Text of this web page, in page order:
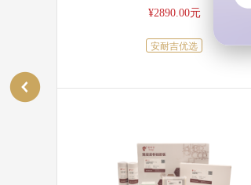
¥2890.00元
安耐吉优选